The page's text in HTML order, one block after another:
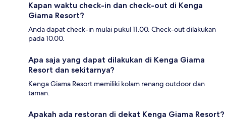
Kapan waktu check-in dan check-out di Kenga
Giama Resort?
Anda dapat check-in mulai pukul 11.00. Check-out dilakukan
pada 10.00.
Apa saja yang dapat dilakukan di Kenga Giama
Resort dan sekitarnya?
Kenga Giama Resort memiliki kolam renang outdoor dan
taman.
Apakah ada restoran di dekat Kenga Giama Resort?